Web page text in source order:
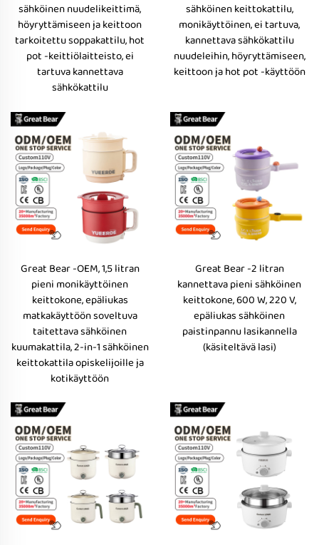
sähköinen nuudelikeittimä,
höyryttämiseen ja keittoon
tarkoitettu soppakattilu, hot
pot -keittiölaitteisto, ei
tartuva kannettava
sähkökattilu
sähköinen keittokattilu,
monikäyttöinen, ei tartuva,
kannettava sähkökattilu
nuudeleihin, höyryttämiseen,
keittoon ja hot pot -käyttöön
Great Bear -OEM, 1,5 litran
pieni monikäyttöinen
keittokone, epäliukas
matkakäyttöön soveltuva
taitettava sähköinen
kuumakattila, 2-in-1 sähköinen
keittokattila opiskelijoille ja
kotikäyttöön
Great Bear -2 litran
kannettava pieni sähköinen
keittokone, 600 W, 220 V,
epäliukas sähköinen
paistinpannu lasikannella
(käsiteltävä lasi)